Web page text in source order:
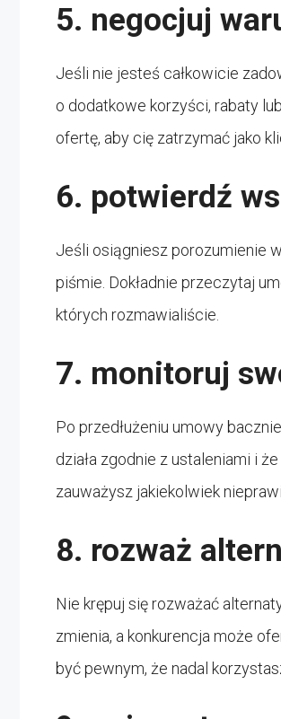
5. negocjuj
Jeśli nie jesteś całkowicie
o dodatkowe korzyści, rabaty
ofertę, aby cię zatrzymać jako
6. potwierdź
Jeśli osiągniesz porozumienie
piśmie. Dokładnie przeczytaj
których rozmawialiście.
7. monitoruj
Po przedłużeniu umowy
działa zgodnie z ustaleniami i
zauważysz jakiekolwiek
8. rozważ
Nie krępuj się rozważać
zmienia, a konkurencja może
być pewnym, że nadal